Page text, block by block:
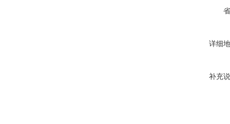
详细
补充